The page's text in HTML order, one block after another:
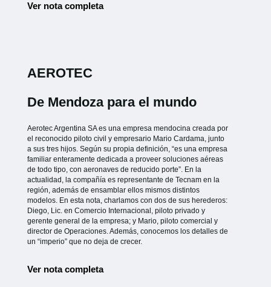
Ver nota completa
AEROTEC
De Mendoza para el mundo
Aerotec Argentina SA es una empresa mendocina creada por
el reconocido piloto civil y empresario Mario Cardama, junto
a sus tres hijos. Según su propia definición, “es una empresa
familiar enteramente dedicada a proveer soluciones aéreas
de todo tipo, con aeronaves de reducido porte”. En la
actualidad, la compañía es representante de Tecnam en la
región, además de ensamblar ellos mismos distintos
modelos. En esta nota, charlamos con dos de sus herederos:
Diego, Lic. en Comercio Internacional, piloto privado y
gerente general de la empresa; y Mario, piloto comercial y
director de Operaciones. Además, conocemos los detalles de
un “imperio” que no deja de crecer.
Ver nota completa